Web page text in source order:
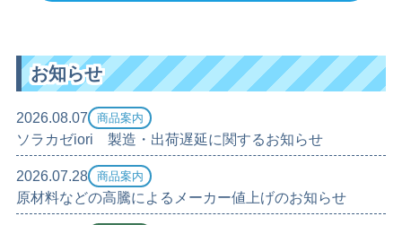
お知らせ
2026.08.07 商品案内
ソラカゼiori 製造・出荷遅延に関するお知らせ
2026.07.28 商品案内
原材料などの高騰によるメーカー値上げのお知らせ